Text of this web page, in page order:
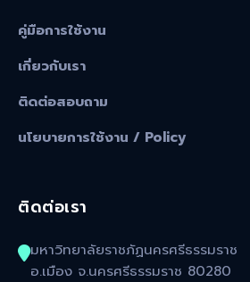
คู่มือการใช้งาน
เกี่ยวกับเรา
ติดต่อสอบถาม
นโยบายการใช้งาน / Policy
ติดต่อเรา
มหาวิทยาลัยราชภัฏนครศรีธรรมราช
อ.เมือง จ.นครศรีธรรมราช 80280